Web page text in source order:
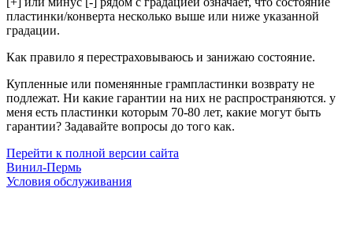
пластинки/конверта несколько выше или ниже указанной
градации.
Как правило я перестраховываюсь и занижаю состояние.
Купленные или поменянные грампластинки возврату не
подлежат. Ни какие гарантии на них не распространяются. у
меня есть пластинки которым 70-80 лет, какие могут быть
гарантии? Задавайте вопросы до того как.
Перейти к полной версии сайта
Винил-Пермь
Условия обслуживания